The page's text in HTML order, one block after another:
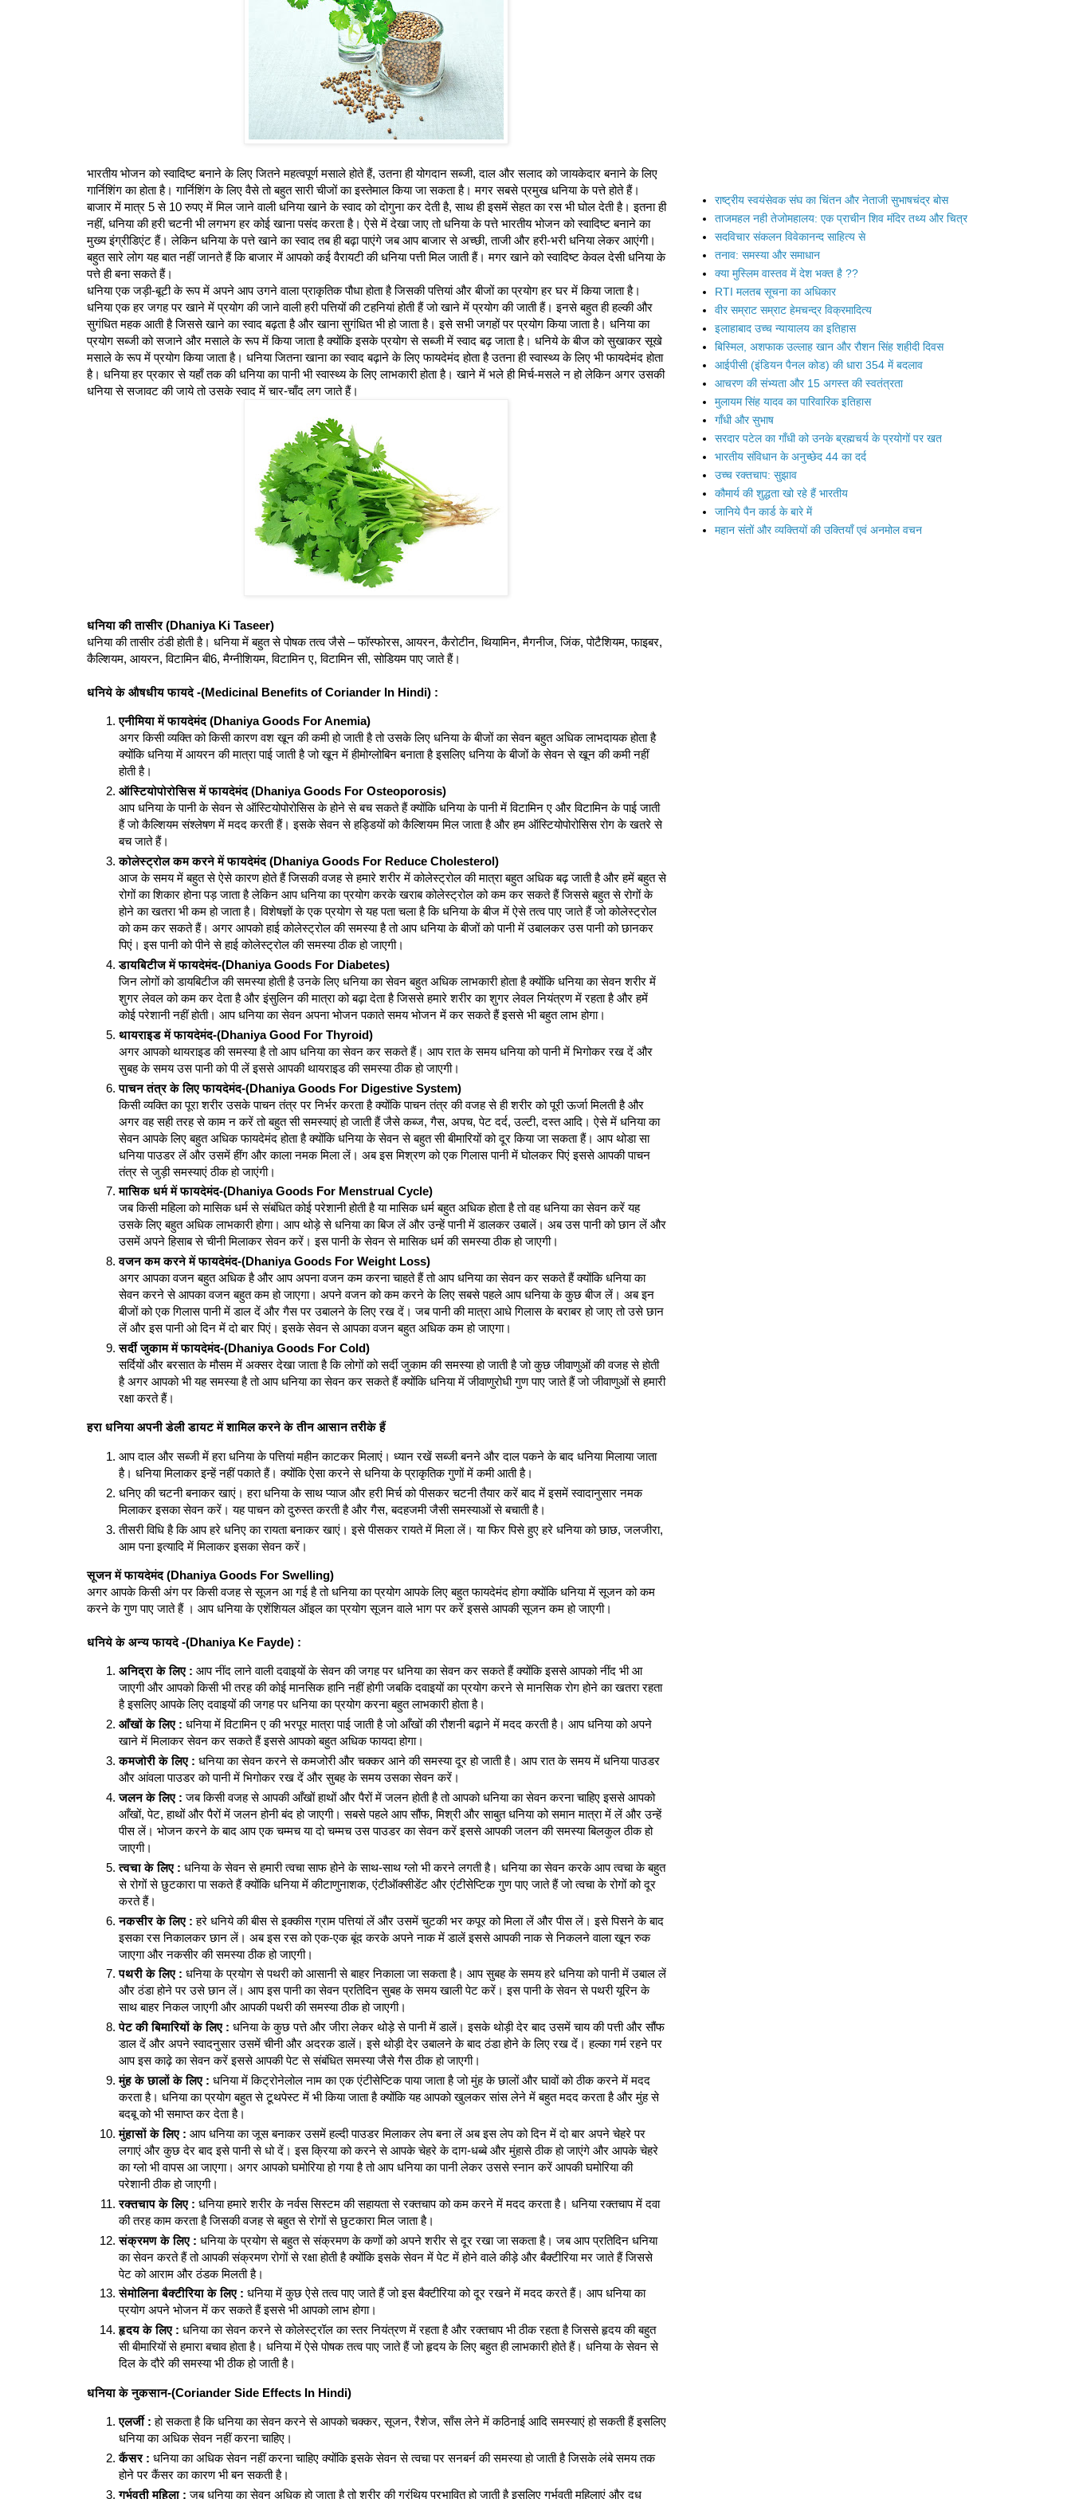
भारतीय भोजन को स्वादिष्ट बनाने के लिए जितने महत्वपूर्ण मसाले होते हैं, उतना ही योगदान सब्जी, दाल और सलाद को जायकेदार बनाने के लिए
गार्निशिंग का होता है। गार्निशिंग के लिए वैसे तो बहुत सारी चीजों का इस्तेमाल किया जा सकता है। मगर सबसे प्रमुख धनिया के पत्ते होते हैं।
बाजार में मात्र 5 से 10 रुपए में मिल जाने वाली धनिया खाने के स्वाद को दोगुना कर देती है, साथ ही इसमें सेहत का रस भी घोल देती है। इतना ही
नहीं, धनिया की हरी चटनी भी लगभग हर कोई खाना पसंद करता है। ऐसे में देखा जाए तो धनिया के पत्ते भारतीय भोजन को स्वादिष्ट बनाने का
मुख्‍य इंग्रीडिएंट हैं। लेकिन धनिया के पत्ते खाने का स्वाद तब ही बढ़ा पाएंगे जब आप बाजार से अच्छी, ताजी और हरी-भरी धनिया लेकर आएंगी।
बहुत सारे लोग यह बात नहीं जानते हैं कि बाजार में आपको कई वैरायटी की धनिया पत्ती मिल जाती हैं। मगर खाने को स्वादिष्ट केवल देसी धनिया के
पत्ते ही बना सकते हैं।
धनिया एक जड़ी-बूटी के रूप में अपने आप उगने वाला प्राकृतिक पौधा होता है जिसकी पत्तियां और बीजों का प्रयोग हर घर में किया जाता है।
धनिया एक हर जगह पर खाने में प्रयोग की जाने वाली हरी पत्तियों की टहनियां होती हैं जो खाने में प्रयोग की जाती हैं। इनसे बहुत ही हल्की और
सुगंधित महक आती है जिससे खाने का स्वाद बढ़ता है और खाना सुगंधित भी हो जाता है। इसे सभी जगहों पर प्रयोग किया जाता है। धनिया का
प्रयोग सब्जी को सजाने और मसाले के रूप में किया जाता है क्योंकि इसके प्रयोग से सब्जी में स्वाद बढ़ जाता है। धनिये के बीज को सुखाकर सूखे
मसाले के रूप में प्रयोग किया जाता है। धनिया जितना खाना का स्वाद बढ़ाने के लिए फायदेमंद होता है उतना ही स्वास्थ्य के लिए भी फायदेमंद होता
है। धनिया हर प्रकार से यहाँ तक की धनिया का पानी भी स्वास्थ्य के लिए लाभकारी होता है। खाने में भले ही मिर्च-मसले न हो लेकिन अगर उसकी
धनिया से सजावट की जाये तो उसके स्वाद में चार-चाँद लग जाते हैं।
धनिया की तासीर (Dhaniya Ki Taseer)
धनिया की तासीर ठंडी होती है। धनिया में बहुत से पोषक तत्व जैसे – फॉस्फोरस, आयरन, कैरोटीन, थियामिन, मैगनीज, जिंक, पोटैशियम, फाइबर,
कैल्शियम, आयरन, विटामिन बी6, मैग्नीशियम, विटामिन ए, विटामिन सी, सोडियम पाए जाते हैं।
धनिये के औषधीय फायदे -(Medicinal Benefits of Coriander In Hindi) :
एनीमिया में फायदेमंद (Dhaniya Goods For Anemia)
अगर किसी व्यक्ति को किसी कारण वश खून की कमी हो जाती है तो उसके लिए धनिया के बीजों का सेवन बहुत अधिक लाभदायक होता है
क्योंकि धनिया में आयरन की मात्रा पाई जाती है जो खून में हीमोग्लोबिन बनाता है इसलिए धनिया के बीजों के सेवन से खून की कमी नहीं
होती है।
ऑस्टियोपोरोसिस में फायदेमंद (Dhaniya Goods For Osteoporosis)
आप धनिया के पानी के सेवन से ऑस्टियोपोरोसिस के होने से बच सकते हैं क्योंकि धनिया के पानी में विटामिन ए और विटामिन के पाई जाती
हैं जो कैल्शियम संश्लेषण में मदद करती हैं। इसके सेवन से हड्डियों को कैल्शियम मिल जाता है और हम ऑस्टियोपोरोसिस रोग के खतरे से
बच जाते हैं।
कोलेस्ट्रोल कम करने में फायदेमंद (Dhaniya Goods For Reduce Cholesterol)
आज के समय में बहुत से ऐसे कारण होते हैं जिसकी वजह से हमारे शरीर में कोलेस्ट्रोल की मात्रा बहुत अधिक बढ़ जाती है और हमें बहुत से
रोगों का शिकार होना पड़ जाता है लेकिन आप धनिया का प्रयोग करके खराब कोलेस्ट्रोल को कम कर सकते हैं जिससे बहुत से रोगों के
होने का खतरा भी कम हो जाता है। विशेषज्ञों के एक प्रयोग से यह पता चला है कि धनिया के बीज में ऐसे तत्व पाए जाते हैं जो कोलेस्ट्रोल
को कम कर सकते हैं। अगर आपको हाई कोलेस्ट्रोल की समस्या है तो आप धनिया के बीजों को पानी में उबालकर उस पानी को छानकर
पिएं। इस पानी को पीने से हाई कोलेस्ट्रोल की समस्या ठीक हो जाएगी।
डायबिटीज में फायदेमंद-(Dhaniya Goods For Diabetes)
जिन लोगों को डायबिटीज की समस्या होती है उनके लिए धनिया का सेवन बहुत अधिक लाभकारी होता है क्योंकि धनिया का सेवन शरीर में
शुगर लेवल को कम कर देता है और इंसुलिन की मात्रा को बढ़ा देता है जिससे हमारे शरीर का शुगर लेवल नियंत्रण में रहता है और हमें
कोई परेशानी नहीं होती। आप धनिया का सेवन अपना भोजन पकाते समय भोजन में कर सकते हैं इससे भी बहुत लाभ होगा।
थायराइड में फायदेमंद-(Dhaniya Good For Thyroid)
अगर आपको थायराइड की समस्या है तो आप धनिया का सेवन कर सकते हैं। आप रात के समय धनिया को पानी में भिगोकर रख दें और
सुबह के समय उस पानी को पी लें इससे आपकी थायराइड की समस्या ठीक हो जाएगी।
पाचन तंत्र के लिए फायदेमंद-(Dhaniya Goods For Digestive System)
किसी व्यक्ति का पूरा शरीर उसके पाचन तंत्र पर निर्भर करता है क्योंकि पाचन तंत्र की वजह से ही शरीर को पूरी ऊर्जा मिलती है और
अगर वह सही तरह से काम न करें तो बहुत सी समस्याएं हो जाती हैं जैसे कब्ज, गैस, अपच, पेट दर्द, उल्टी, दस्त आदि। ऐसे में धनिया का
सेवन आपके लिए बहुत अधिक फायदेमंद होता है क्योंकि धनिया के सेवन से बहुत सी बीमारियों को दूर किया जा सकता हैं। आप थोडा सा
धनिया पाउडर लें और उसमें हींग और काला नमक मिला लें। अब इस मिश्रण को एक गिलास पानी में घोलकर पिएं इससे आपकी पाचन
तंत्र से जुड़ी समस्याएं ठीक हो जाएंगी।
मासिक धर्म में फायदेमंद-(Dhaniya Goods For Menstrual Cycle)
जब किसी महिला को मासिक धर्म से संबंधित कोई परेशानी होती है या मासिक धर्म बहुत अधिक होता है तो वह धनिया का सेवन करें यह
उसके लिए बहुत अधिक लाभकारी होगा। आप थोड़े से धनिया का बिज लें और उन्हें पानी में डालकर उबालें। अब उस पानी को छान लें और
उसमें अपने हिसाब से चीनी मिलाकर सेवन करें। इस पानी के सेवन से मासिक धर्म की समस्या ठीक हो जाएगी।
वजन कम करने में फायदेमंद-(Dhaniya Goods For Weight Loss)
अगर आपका वजन बहुत अधिक है और आप अपना वजन कम करना चाहते हैं तो आप धनिया का सेवन कर सकते हैं क्योंकि धनिया का
सेवन करने से आपका वजन बहुत कम हो जाएगा। अपने वजन को कम करने के लिए सबसे पहले आप धनिया के कुछ बीज लें। अब इन
बीजों को एक गिलास पानी में डाल दें और गैस पर उबालने के लिए रख दें। जब पानी की मात्रा आधे गिलास के बराबर हो जाए तो उसे छान
लें और इस पानी ओ दिन में दो बार पिएं। इसके सेवन से आपका वजन बहुत अधिक कम हो जाएगा।
सर्दी जुकाम में फायदेमंद-(Dhaniya Goods For Cold)
सर्दियों और बरसात के मौसम में अक्सर देखा जाता है कि लोगों को सर्दी जुकाम की समस्या हो जाती है जो कुछ जीवाणुओं की वजह से होती
है अगर आपको भी यह समस्या है तो आप धनिया का सेवन कर सकते हैं क्योंकि धनिया में जीवाणुरोधी गुण पाए जाते हैं जो जीवाणुओं से हमारी
रक्षा करते हैं।
हरा धनिया अपनी डेली डायट में शामिल करने के तीन आसान तरीके हैं
आप दाल और सब्जी में हरा धनिया के पत्तियां महीन काटकर मिलाएं। ध्यान रखें सब्जी बनने और दाल पकने के बाद धनिया मिलाया जाता
है। धनिया मिलाकर इन्हें नहीं पकाते हैं। क्योंकि ऐसा करने से धनिया के प्राकृतिक गुणों में कमी आती है।
धनिए की चटनी बनाकर खाएं। हरा धनिया के साथ प्याज और हरी मिर्च को पीसकर चटनी तैयार करें बाद में इसमें स्वादानुसार नमक
मिलाकर इसका सेवन करें। यह पाचन को दुरुस्त करती है और गैस, बदहजमी जैसी समस्याओं से बचाती है।
तीसरी विधि है कि आप हरे धनिए का रायता बनाकर खाएं। इसे पीसकर रायते में मिला लें। या फिर पिसे हुए हरे धनिया को छाछ, जलजीरा,
आम पना इत्यादि में मिलाकर इसका सेवन करें।
सूजन में फायदेमंद (Dhaniya Goods For Swelling)
अगर आपके किसी अंग पर किसी वजह से सूजन आ गई है तो धनिया का प्रयोग आपके लिए बहुत फायदेमंद होगा क्योंकि धनिया में सूजन को कम
करने के गुण पाए जाते हैं । आप धनिया के एशेंशियल ऑइल का प्रयोग सूजन वाले भाग पर करें इससे आपकी सूजन कम हो जाएगी।
धनिये के अन्य फायदे -(Dhaniya Ke Fayde) :
अनिद्रा के लिए : आप नींद लाने वाली दवाइयों के सेवन की जगह पर धनिया का सेवन कर सकते हैं क्योंकि इससे आपको नींद भी आ
जाएगी और आपको किसी भी तरह की कोई मानसिक हानि नहीं होगी जबकि दवाइयों का प्रयोग करने से मानसिक रोग होने का खतरा रहता
है इसलिए आपके लिए दवाइयों की जगह पर धनिया का प्रयोग करना बहुत लाभकारी होता है।
आँखों के लिए : धनिया में विटामिन ए की भरपूर मात्रा पाई जाती है जो आँखों की रौशनी बढ़ाने में मदद करती है। आप धनिया को अपने
खाने में मिलाकर सेवन कर सकते हैं इससे आपको बहुत अधिक फायदा होगा।
कमजोरी के लिए : धनिया का सेवन करने से कमजोरी और चक्कर आने की समस्या दूर हो जाती है। आप रात के समय में धनिया पाउडर
और आंवला पाउडर को पानी में भिगोकर रख दें और सुबह के समय उसका सेवन करें।
जलन के लिए : जब किसी वजह से आपकी आँखों हाथों और पैरों में जलन होती है तो आपको धनिया का सेवन करना चाहिए इससे आपको
आँखों, पेट, हाथों और पैरों में जलन होनी बंद हो जाएगी। सबसे पहले आप सौंफ, मिश्री और साबुत धनिया को समान मात्रा में लें और उन्हें
पीस लें। भोजन करने के बाद आप एक चम्मच या दो चम्मच उस पाउडर का सेवन करें इससे आपकी जलन की समस्या बिलकुल ठीक हो
जाएगी।
त्वचा के लिए : धनिया के सेवन से हमारी त्वचा साफ होने के साथ-साथ ग्लो भी करने लगती है। धनिया का सेवन करके आप त्वचा के बहुत
से रोगों से छुटकारा पा सकते हैं क्योंकि धनिया में कीटाणुनाशक, एंटीऑक्सीडेंट और एंटीसेप्टिक गुण पाए जाते हैं जो त्वचा के रोगों को दूर
करते हैं।
नकसीर के लिए : हरे धनिये की बीस से इक्कीस ग्राम पत्तियां लें और उसमें चुटकी भर कपूर को मिला लें और पीस लें। इसे पिसने के बाद
इसका रस निकालकर छान लें। अब इस रस को एक-एक बूंद करके अपने नाक में डालें इससे आपकी नाक से निकलने वाला खून रुक
जाएगा और नकसीर की समस्या ठीक हो जाएगी।
पथरी के लिए : धनिया के प्रयोग से पथरी को आसानी से बाहर निकाला जा सकता है। आप सुबह के समय हरे धनिया को पानी में उबाल लें
और ठंडा होने पर उसे छान लें। आप इस पानी का सेवन प्रतिदिन सुबह के समय खाली पेट करें। इस पानी के सेवन से पथरी यूरिन के
साथ बाहर निकल जाएगी और आपकी पथरी की समस्या ठीक हो जाएगी।
पेट की बिमारियों के लिए : धनिया के कुछ पत्ते और जीरा लेकर थोड़े से पानी में डालें। इसके थोड़ी देर बाद उसमें चाय की पत्ती और सौंफ
डाल दें और अपने स्वादनुसार उसमें चीनी और अदरक डालें। इसे थोड़ी देर उबालने के बाद ठंडा होने के लिए रख दें। हल्का गर्म रहने पर
आप इस काढ़े का सेवन करें इससे आपकी पेट से संबंधित समस्या जैसे गैस ठीक हो जाएगी।
मुंह के छालों के लिए : धनिया में किट्रोनेलोल नाम का एक एंटीसेप्टिक पाया जाता है जो मुंह के छालों और घावों को ठीक करने में मदद
करता है। धनिया का प्रयोग बहुत से टूथपेस्ट में भी किया जाता है क्योंकि यह आपको खुलकर सांस लेने में बहुत मदद करता है और मुंह से
बदबू को भी समाप्त कर देता है।
मुंहासों के लिए : आप धनिया का जूस बनाकर उसमें हल्दी पाउडर मिलाकर लेप बना लें अब इस लेप को दिन में दो बार अपने चेहरे पर
लगाएं और कुछ देर बाद इसे पानी से धो दें। इस क्रिया को करने से आपके चेहरे के दाग-धब्बे और मुंहासे ठीक हो जाएंगे और आपके चेहरे
का ग्लो भी वापस आ जाएगा। अगर आपको घमोरिया हो गया है तो आप धनिया का पानी लेकर उससे स्नान करें आपकी घमोरिया की
परेशानी ठीक हो जाएगी।
रक्तचाप के लिए : धनिया हमारे शरीर के नर्वस सिस्टम की सहायता से रक्तचाप को कम करने में मदद करता है। धनिया रक्तचाप में दवा
की तरह काम करता है जिसकी वजह से बहुत से रोगों से छुटकारा मिल जाता है।
संक्रमण के लिए : धनिया के प्रयोग से बहुत से संक्रमण के कणों को अपने शरीर से दूर रखा जा सकता है। जब आप प्रतिदिन धनिया
का सेवन करते हैं तो आपकी संक्रमण रोगों से रक्षा होती है क्योंकि इसके सेवन में पेट में होने वाले कीड़े और बैक्टीरिया मर जाते हैं जिससे
पेट को आराम और ठंडक मिलती है।
सेमोलिना बैक्टीरिया के लिए : धनिया में कुछ ऐसे तत्व पाए जाते हैं जो इस बैक्टीरिया को दूर रखने में मदद करते हैं। आप धनिया का
प्रयोग अपने भोजन में कर सकते हैं इससे भी आपको लाभ होगा।
हृदय के लिए : धनिया का सेवन करने से कोलेस्ट्रॉल का स्तर नियंत्रण में रहता है और रक्तचाप भी ठीक रहता है जिससे हृदय की बहुत
सी बीमारियों से हमारा बचाव होता है। धनिया में ऐसे पोषक तत्व पाए जाते हैं जो हृदय के लिए बहुत ही लाभकारी होते हैं। धनिया के सेवन से
दिल के दौरे की समस्या भी ठीक हो जाती है।
धनिया के नुकसान-(Coriander Side Effects In Hindi)
एलर्जी : हो सकता है कि धनिया का सेवन करने से आपको चक्कर, सूजन, रैशेज, साँस लेने में कठिनाई आदि समस्याएं हो सकती हैं इसलिए
धनिया का अधिक सेवन नहीं करना चाहिए।
कैंसर : धनिया का अधिक सेवन नहीं करना चाहिए क्योंकि इसके सेवन से त्वचा पर सनबर्न की समस्या हो जाती है जिसके लंबे समय तक
होने पर कैंसर का कारण भी बन सकती है।
गर्भवती महिला : जब धनिया का सेवन अधिक हो जाता है तो शरीर की ग्रंथिय प्रभावित हो जाती है इसलिए गर्भवती महिलाएं और दूध
राष्ट्रीय स्वयंसेवक संघ का चिंतन और नेताजी सुभाषचंद्र बोस
ताजमहल नही तेजोमहालय: एक प्राचीन शिव मंदिर तथ्य और चित्र
सदविचार संकलन विवेकानन्द साहित्य से
तनाव: समस्या और समाधान
क्या मुस्लिम वास्तव में देश भक्त है ??
RTI मलतब सूचना का अधिकार
वीर सम्राट सम्राट हेमचन्द्र विक्रमादित्य
इलाहाबाद उच्च न्यायालय का इतिहास
बिस्मिल, अशफाक उल्लाह खान और रौशन सिंह शहीदी दिवस
आईपीसी (इंडियन पैनल कोड) की धारा 354 में बदलाव
आचरण की संभ्यता और 15 अगस्त की स्वतंत्रता
मुलायम सिंह यादव का पारिवारिक इतिहास
गाँधी और सुभाष
सरदार पटेल का गाँधी को उनके ब्रह्मचर्य के प्रयोगों पर खत
भारतीय संविधान के अनुच्छेद 44 का दर्द
उच्च रक्तचाप: सुझाव
कौमार्य की शुद्धता खो रहे हैं भारतीय
जानिये पैन कार्ड के बारे में
महान संतों और व्यक्तियों की उक्तियाँ एवं अनमोल वचन